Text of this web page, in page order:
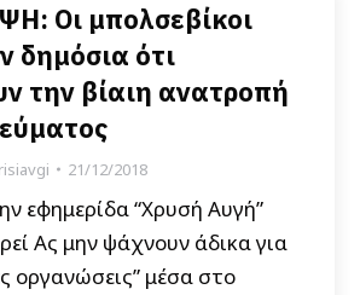
Οι μπολσεβίκοι
δημόσια ότι
την βίαιη ανατροπή
21/12/2018
εφημερίδα “Χρυσή Αυγή”
Ας μην ψάχνουν άδικα για
οργανώσεις” μέσα στο